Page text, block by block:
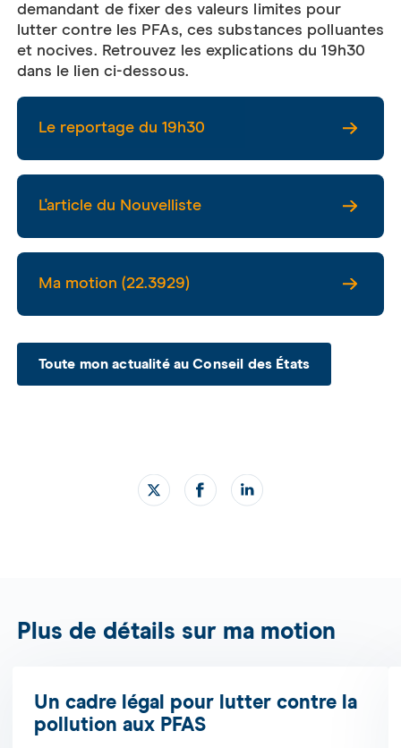
demandant de fixer des valeurs limites pour
lutter contre les PFAs, ces substances polluantes
et nocives. Retrouvez les explications du 19h30
dans le lien ci-dessous.
Le reportage du 19h30
L'article du Nouvelliste
Ma motion (22.3929)
Toute mon actualité au Conseil des États
Plus de détails sur ma motion
Un cadre légal pour lutter contre la
pollution aux PFAS